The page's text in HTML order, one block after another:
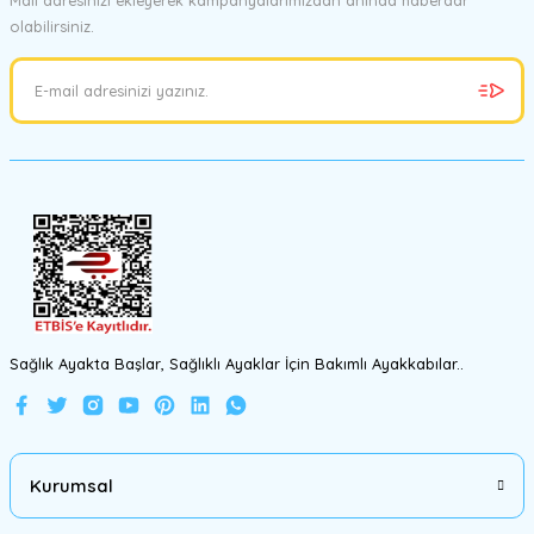
Ürün resmi kalitesiz, bozuk veya görüntülenemiyor.
Ürün bilgilerinde hatalar bulunuyor.
olabilirsiniz.
Sağlık Ayakta Başlar, Sağlıklı Ayaklar İçin Bakımlı Ayakkabılar..
Kurumsal